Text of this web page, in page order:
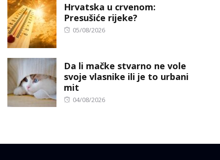
Hrvatska u crvenom:
Presušiće rijeke?
Posted
05/08/2026
Da li mačke stvarno ne vole
svoje vlasnike ili je to urbani
mit
Posted
04/08/2026